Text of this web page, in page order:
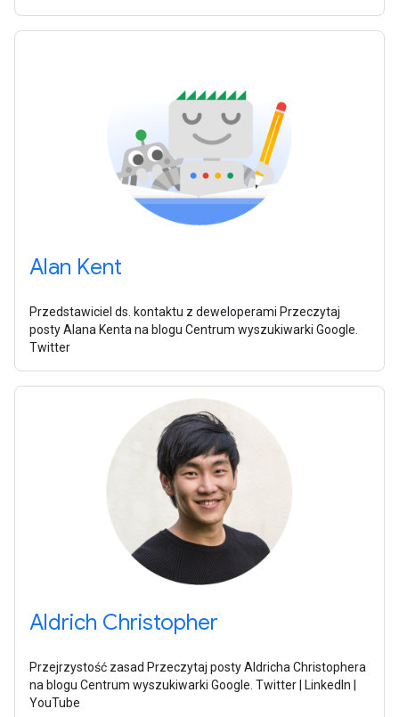
Alan Kent
Przedstawiciel ds. kontaktu z deweloperami Przeczytaj
posty Alana Kenta na blogu Centrum wyszukiwarki Google.
Twitter
Aldrich Christopher
Przejrzystość zasad Przeczytaj posty Aldricha Christophera
na blogu Centrum wyszukiwarki Google. Twitter | LinkedIn |
YouTube